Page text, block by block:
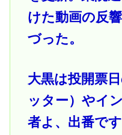
けた動画の反
づった。
大黒は投開票
ッター）やイ
者よ、出番で